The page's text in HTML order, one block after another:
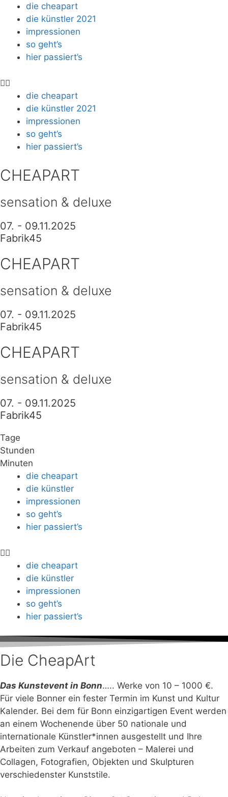
die cheapart
die künstler 2021
impressionen
so geht’s
hier passiert’s
die cheapart
die künstler 2021
impressionen
so geht’s
hier passiert’s
CHEAPART
sensation & deluxe
07. - 09.11.2025
Fabrik45
CHEAPART
sensation & deluxe
07. - 09.11.2025
Fabrik45
CHEAPART
sensation & deluxe
07. - 09.11.2025
Fabrik45
Tage
Stunden
Minuten
die cheapart
die künstler
impressionen
so geht’s
hier passiert’s
die cheapart
die künstler
impressionen
so geht’s
hier passiert’s
Die CheapArt
Das Kunstevent in Bonn….. Werke von 10 – 1000 €.
Für viele Bonner ein fester Termin im Kunst und Kultur
Kalender. Bei dem für Bonn einzigartigen Event werden
an einem Wochenende über 50 nationale und
internationale Künstler*innen ausgestellt und Ihre
Arbeiten zum Verkauf angeboten – Malerei und
Collagen, Fotografien, Objekten und Skulpturen
verschiedenster Kunststile.